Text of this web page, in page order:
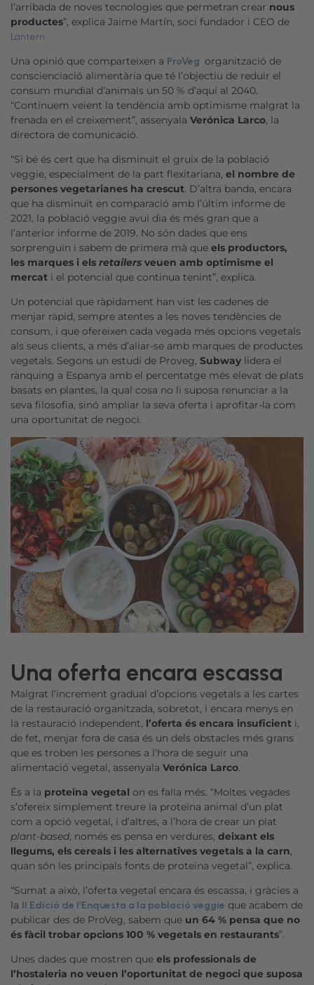
l’arribada de noves tecnologies que permetran crear nous
productes”, explica Jaime Martín, soci fundador i CEO de
Lantern.
Una opinió que comparteixen a ProVeg organització de
conscienciació alimentària que té l’objectiu de reduir el
consum mundial d’animals un 50 % d’aquí al 2040.
“Continuem veient la tendència amb optimisme malgrat la
frenada en el creixement”, assenyala Verónica Larco, la
directora de comunicació.
“Si bé és cert que ha disminuït el gruix de la població
veggie, especialment de la part flexitariana, el nombre de
persones vegetarianes ha crescut. D’altra banda, encara
que ha disminuït en comparació amb l’últim informe de
2021, la població veggie avui dia és més gran que a
l’anterior informe de 2019. No són dades que ens
sorprenguin i sabem de primera mà que els productors,
les marques i els retailers veuen amb optimisme el
mercat i el potencial que continua tenint”, explica.
Un potencial que ràpidament han vist les cadenes de
menjar ràpid, sempre atentes a les noves tendències de
consum, i que ofereixen cada vegada més opcions vegetals
als seus clients, a més d’aliar-se amb marques de productes
vegetals. Segons un estudi de Proveg, Subway lidera el
rànquing a Espanya amb el percentatge més elevat de plats
basats en plantes, la qual cosa no li suposa renunciar a la
seva filosofia, sinó ampliar la seva oferta i aprofitar-la com
una oportunitat de negoci.
Una oferta encara escassa
Malgrat l’increment gradual d’opcions vegetals a les cartes
de la restauració organitzada, sobretot, i encara menys en
la restauració independent, l’oferta és encara insuficient i,
de fet, menjar fora de casa és un dels obstacles més grans
que es troben les persones a l’hora de seguir una
alimentació vegetal, assenyala Verónica Larco.
És a la proteïna vegetal on es falla més. “Moltes vegades
s’ofereix simplement treure la proteïna animal d’un plat
com a opció vegetal, i d’altres, a l’hora de crear un plat
plant-based, només es pensa en verdures, deixant els
llegums, els cereals i les alternatives vegetals a la carn,
quan són les principals fonts de proteïna vegetal”, explica.
“Sumat a això, l’oferta vegetal encara és escassa, i gràcies a
la II Edició de l’Enquesta a la població veggie que acabem de
publicar des de ProVeg, sabem que un 64 % pensa que no
és fàcil trobar opcions 100 % vegetals en restaurants”.
Unes dades que mostren que els professionals de
l’hostaleria no veuen l’oportunitat de negoci que suposa